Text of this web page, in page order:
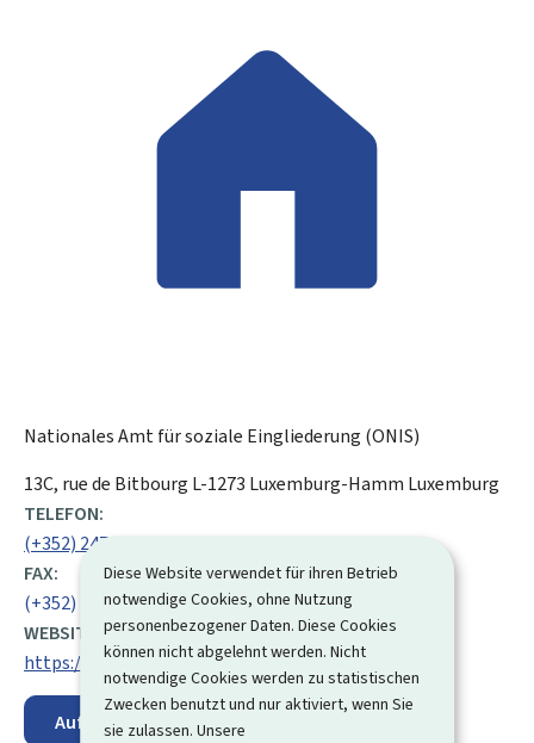
Diese Website verwendet für ihren Betrieb
notwendige Cookies, ohne Nutzung
personenbezogener Daten. Diese Cookies
können nicht abgelehnt werden. Nicht
notwendige Cookies werden zu statistischen
Zwecken benutzt und nur aktiviert, wenn Sie
sie zulassen. Unsere
Nationales Amt für soziale Eingliederung (ONIS)
ADRESSE:
13C, rue de Bitbourg L-1273 Luxemburg-Hamm Luxemburg
TELEFON:
(+352) 247 83 636
FAX:
(+352) 40 47 06
WEBSITE:
https://onis.gouvernement.lu/de.html
Auf der Karte anzeigen